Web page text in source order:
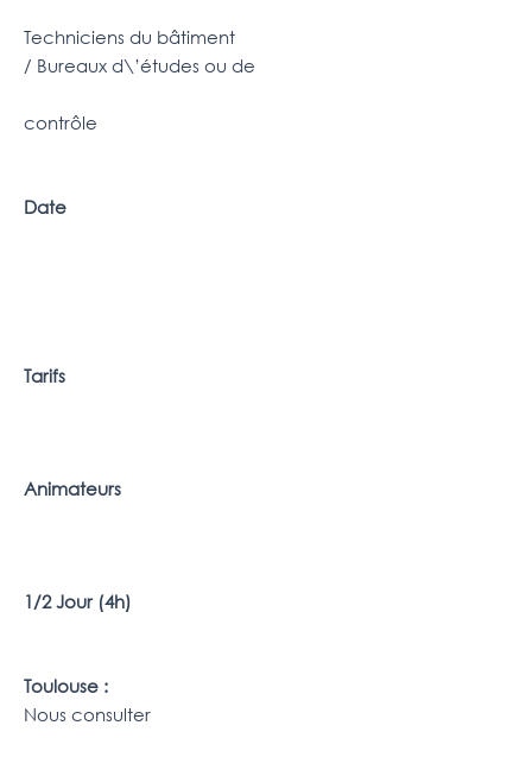
Techniciens du bâtiment
/ Bureaux d\’études ou de
contrôle
Date
Tarifs
Animateurs
1/2 Jour (4h)
Toulouse :
Nous consulter